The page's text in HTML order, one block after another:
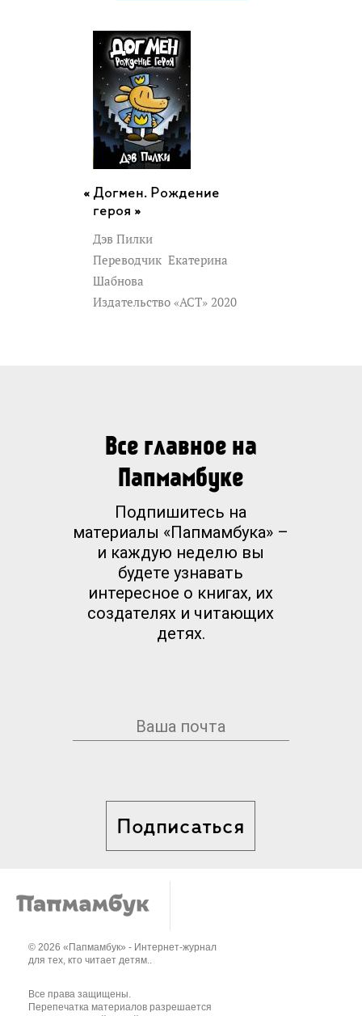
Догмен. Рождение
героя »
Дэв Пилки
Переводчик Екатерина
Шабнова
Издательство «АСТ» 2020
Все главное на
Папмамбуке
Подпишитесь на
материалы «Папмамбука» –
и каждую неделю вы
будете узнавать
интересное о книгах, их
создателях и читающих
детях.
Подписаться
© 2026 «Папмамбук» - Интернет-журнал
для тех, кто читает детям..
Все права защищены.
Перепечатка материалов разрешается